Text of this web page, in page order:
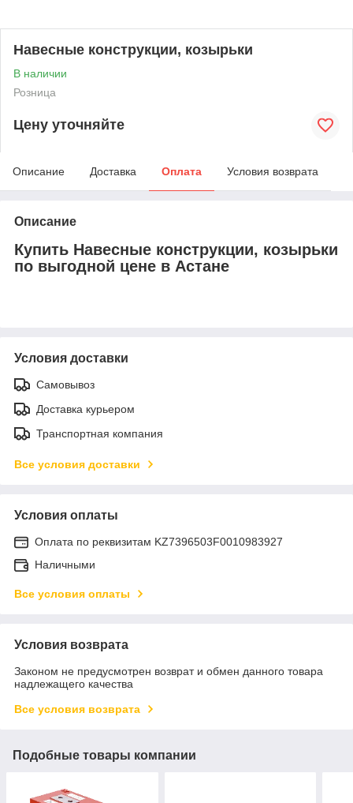
Навесные конструкции, козырьки
В наличии
Розница
Цену уточняйте
Описание Доставка Оплата Условия возврата
Описание
Купить Навесные конструкции, козырьки
по выгодной цене в Астане
Условия доставки
Самовывоз
Доставка курьером
Транспортная компания
Все условия доставки
Условия оплаты
Оплата по реквизитам KZ7396503F0010983927
Наличными
Все условия оплаты
Условия возврата
Законом не предусмотрен возврат и обмен данного товара
надлежащего качества
Все условия возврата
Подобные товары компании